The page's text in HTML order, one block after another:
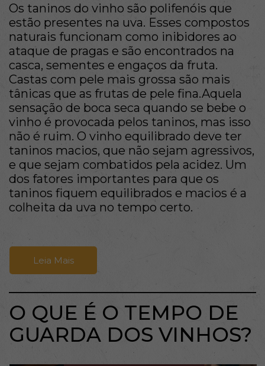
Os taninos do vinho são polifenóis que
estão presentes na uva. Esses compostos
naturais funcionam como inibidores ao
ataque de pragas e são encontrados na
casca, sementes e engaços da fruta.
Castas com pele mais grossa são mais
tânicas que as frutas de pele fina.Aquela
sensação de boca seca quando se bebe o
vinho é provocada pelos taninos, mas isso
não é ruim. O vinho equilibrado deve ter
taninos macios, que não sejam agressivos,
e que sejam combatidos pela acidez. Um
dos fatores importantes para que os
taninos fiquem equilibrados e macios é a
colheita da uva no tempo certo.
Leia Mais
O QUE É O TEMPO DE
GUARDA DOS VINHOS?